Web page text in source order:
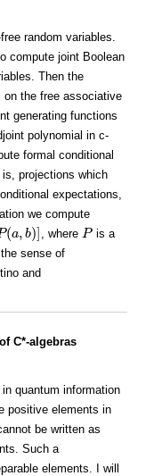
random variables.
compute joint Boolean
Then the
on the free associative
generating functions
polynomial in c-
formal conditional
projections which
expectations,
we compute
(a, b)]
a,b)] , where P
P is a
sense of
and
C*-algebras
quantum information
positive elements in
be written as
Such a
elements. I will